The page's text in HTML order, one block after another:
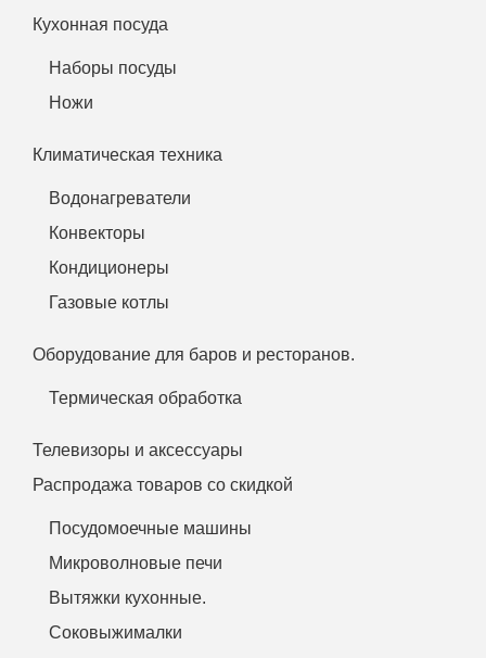
Кухонная посуда
Наборы посуды
Ножи
Климатическая техника
Водонагреватели
Конвекторы
Кондиционеры
Газовые котлы
Оборудование для баров и ресторанов.
Термическая обработка
Телевизоры и аксессуары
Распродажа товаров со скидкой
Посудомоечные машины
Микроволновые печи
Вытяжки кухонные.
Соковыжималки